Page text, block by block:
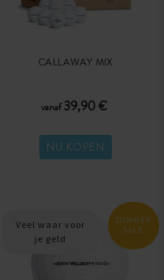
CALLAWAY MIX
vanaf39,90 €
NU KOPEN
SUMMER
SALE
Veel waar voor
je geld